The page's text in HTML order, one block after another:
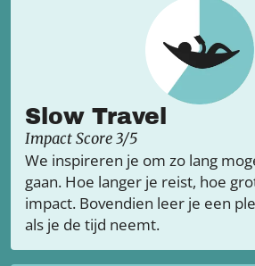
Slow Travel
Impact Score 3/5
We inspireren je om zo lang
gaan. Hoe langer je reist, hoe
impact. Bovendien leer je een
als je de tijd neemt.